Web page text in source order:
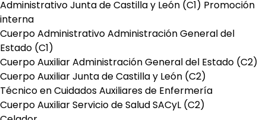
Administrativo Junta de Castilla y León (C1) Promoción
interna
Cuerpo Administrativo Administración General del
Estado (C1)
Cuerpo Auxiliar Administración General del Estado (C2)
Cuerpo Auxiliar Junta de Castilla y León (C2)
Técnico en Cuidados Auxiliares de Enfermería
Cuerpo Auxiliar Servicio de Salud SACyL (C2)